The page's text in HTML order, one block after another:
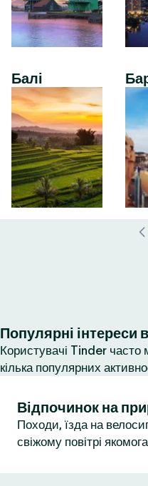
Балі
Популярні інтереси
Користувачі Tinder часто
кілька популярних
Відпочинок на
Походи, їзда на
свіжому повітрі